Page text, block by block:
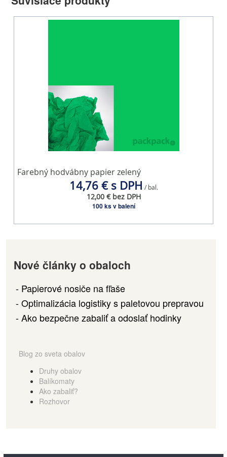
Papierová obálka pre eshop 400x500x100
25,22 € s DPH / bal.
20,50 € bez DPH
25 ks v balení
Nové články o obaloch
Papierové nosiče na fľaše
Optimalizácia logistiky s paletovou prepravou
Ako bezpečne zabaliť a odoslať hodinky
Blog zo sveta obalov
Druhy obalov
Balíkomaty
Ako zabaliť?
Rozhovor